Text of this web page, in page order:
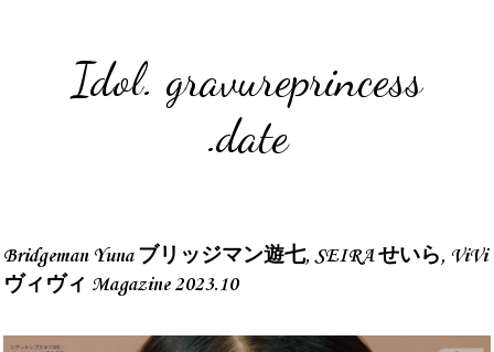
Idol. gravureprincess
.date
Bridgeman Yuna ブリッジマン遊七, SEIRA せいら, ViVi
ヴィヴィ Magazine 2023.10